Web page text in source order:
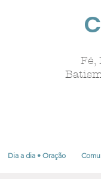
Fé,
Dia a dia • Oração